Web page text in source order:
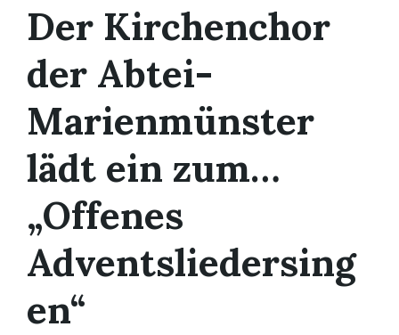
Der Kirchenchor
der Abtei-
Marienmünster
lädt ein zum…
„Offenes
Adventsliedersing
en“